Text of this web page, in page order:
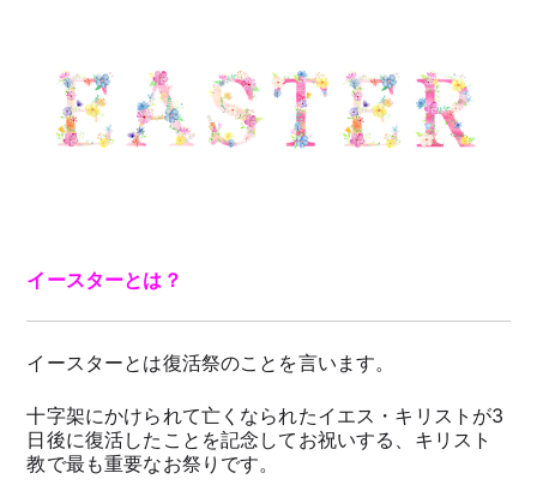
イースターとは？
イースターとは復活祭のことを言います。
十字架にかけられて亡くなられたイエス・キリストが3
日後に復活したことを記念してお祝いする、キリスト
教で最も重要なお祭りです。